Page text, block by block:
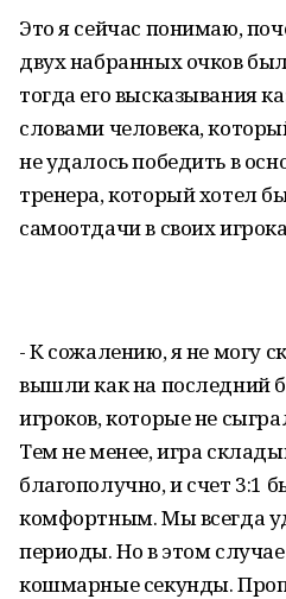
Это я сейчас понимаю,
двух набранных очков
тогда его высказывания
словами человека,
не удалось победить в
тренера, который хотел
самоотдачи в своих
- К сожалению, я не могу
вышли как на последний
игроков, которые не
Тем не менее, игра
благополучно, и счет 3:1
комфортным. Мы всегда
периоды. Но в этом
кошмарные секунды.